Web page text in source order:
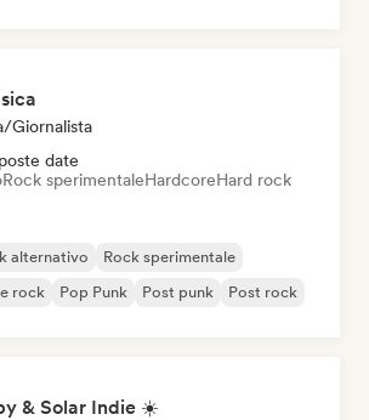
Giornalista
date
Rock sperimentaleHardcoreHard rock
alternativo
Rock sperimentale
rock Pop Punk Post punk Post rock
& Solar Indie ☀️